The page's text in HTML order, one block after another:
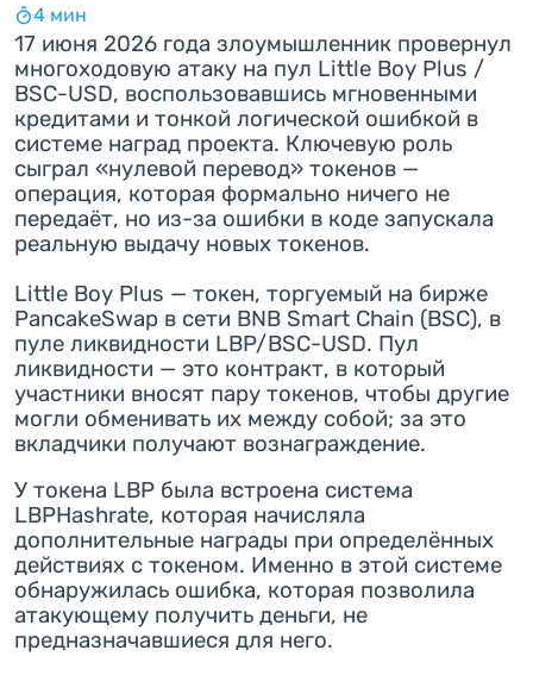
4 мин
17 июня 2026 года злоумышленник провернул
многоходовую атаку на пул Little Boy Plus /
BSC-USD, воспользовавшись мгновенными
кредитами и тонкой логической ошибкой в
системе наград проекта. Ключевую роль
сыграл «нулевой перевод» токенов —
операция, которая формально ничего не
передаёт, но из-за ошибки в коде запускала
реальную выдачу новых токенов.
Little Boy Plus — токен, торгуемый на бирже
PancakeSwap в сети BNB Smart Chain (BSC), в
пуле ликвидности LBP/BSC-USD. Пул
ликвидности — это контракт, в который
участники вносят пару токенов, чтобы другие
могли обменивать их между собой; за это
вкладчики получают вознаграждение.
У токена LBP была встроена система
LBPHashrate, которая начисляла
дополнительные награды при определённых
действиях с токеном. Именно в этой системе
обнаружилась ошибка, которая позволила
атакующему получить деньги, не
предназначавшиеся для него.